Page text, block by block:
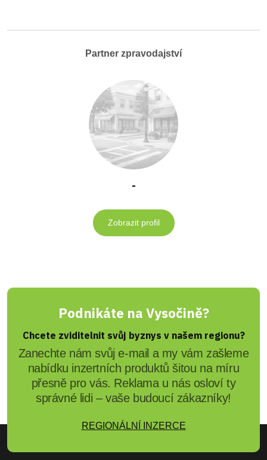
Partner zpravodajství
-
Zobrazit profil
Podnikáte na Vysočině?
Chcete zviditelnit svůj byznys v našem regionu?
Zanechte nám svůj e-mail a my vám zašleme
nabídku inzertních produktů šitou na míru
přesně pro vás. Reklama u nás osloví ty
správné lidi – vaše budoucí zákazníky!
REGIONÁLNÍ INZERCE